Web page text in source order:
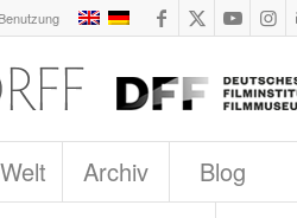
Archiv Blog